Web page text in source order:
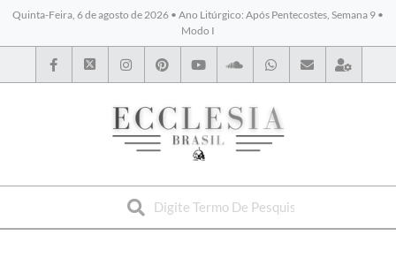
Quinta-Feira, 6 de agosto de 2026 • Ano Litúrgico: Após Pentecostes, Semana 9 •
Modo I
BYBLOS